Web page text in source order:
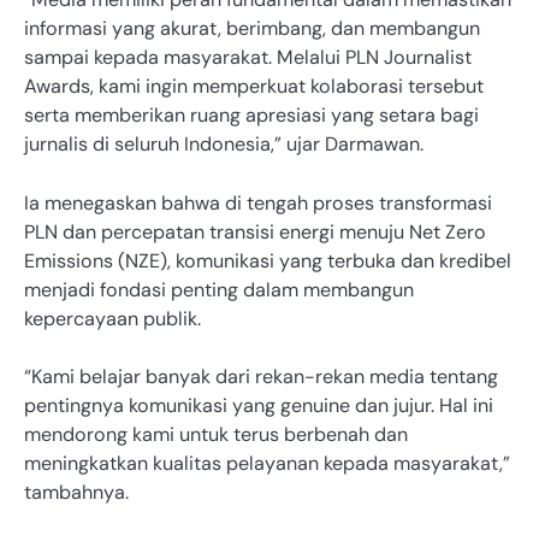
informasi yang akurat, berimbang, dan membangun
sampai kepada masyarakat. Melalui PLN Journalist
Awards, kami ingin memperkuat kolaborasi tersebut
serta memberikan ruang apresiasi yang setara bagi
jurnalis di seluruh Indonesia,” ujar Darmawan.
Ia menegaskan bahwa di tengah proses transformasi
PLN dan percepatan transisi energi menuju Net Zero
Emissions (NZE), komunikasi yang terbuka dan kredibel
menjadi fondasi penting dalam membangun
kepercayaan publik.
“Kami belajar banyak dari rekan-rekan media tentang
pentingnya komunikasi yang genuine dan jujur. Hal ini
mendorong kami untuk terus berbenah dan
meningkatkan kualitas pelayanan kepada masyarakat,”
tambahnya.